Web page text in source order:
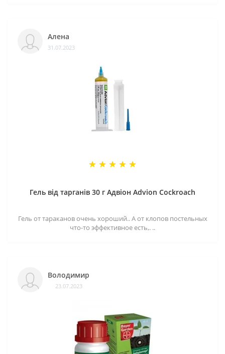
Алена
31.07.2023
Гель від тарганів 30 г Адвіон Advion Cockroach
Гель от тараканов очень хороший.. А от клопов постельных
что-то эффективное есть,. ..
Володимир
23.07.2023